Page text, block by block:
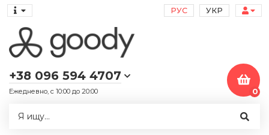
РУС УКР
+38 096 594 4707
Ежедневно, с 10:00 до 20:00 0